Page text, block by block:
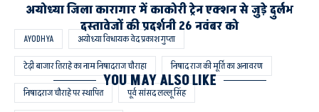
AYODHYA अयोध्या विधायक वेद प्रकाश गुप्ता
टेढ़ी बाजार तिराहे का नाम निषादराज चौराहा निषाद राज की मूर्ति का अनावरण
निषादराज चौराहे पर स्थापित पूर्व सांसद लल्लू सिंह
अयोध्या जिला कारागार में काकोरी ट्रेन एक्शन से जुड़े दुर्लभ
दस्तावेजों की प्रदर्शनी 26 नवंबर को
YOU MAY ALSO LIKE